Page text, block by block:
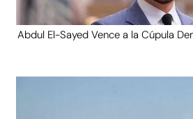
Abdul El-Sayed Vence a la Cúpula